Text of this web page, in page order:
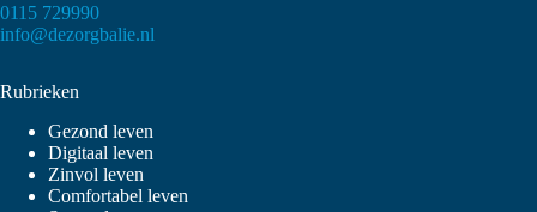
0115 729990
info@dezorgbalie.nl
Rubrieken
Gezond leven
Digitaal leven
Zinvol leven
Comfortabel leven